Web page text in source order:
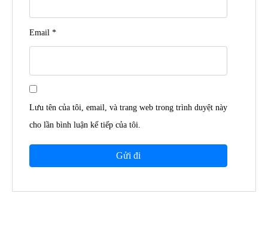
Email *
Lưu tên của tôi, email, và trang web trong trình duyệt này
cho lần bình luận kế tiếp của tôi.